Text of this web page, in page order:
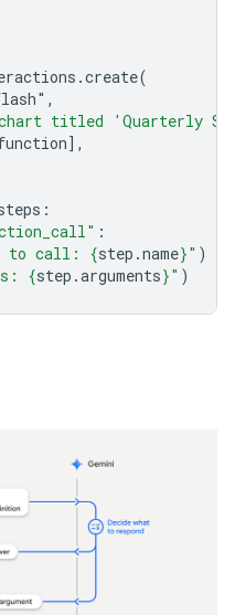
.create(
,
titled 'Quarterly
],
:
:
to call: {step .name}" )
{step .arguments}" )